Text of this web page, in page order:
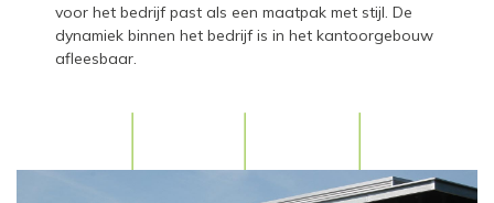
voor het bedrijf past als een maatpak met stijl. De
dynamiek binnen het bedrijf is in het kantoorgebouw
afleesbaar.